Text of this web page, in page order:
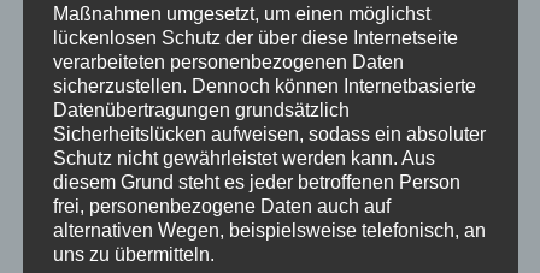
Inflatables AIRDOME
Maßnahmen umgesetzt, um einen möglichst
lückenlosen Schutz der über diese Internetseite
verarbeiteten personenbezogenen Daten
sicherzustellen. Dennoch können Internetbasierte
Datenübertragungen grundsätzlich
Sicherheitslücken aufweisen, sodass ein absoluter
Schutz nicht gewährleistet werden kann. Aus
diesem Grund steht es jeder betroffenen Person
frei, personenbezogene Daten auch auf
alternativen Wegen, beispielsweise telefonisch, an
uns zu übermitteln.